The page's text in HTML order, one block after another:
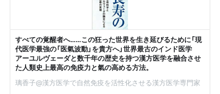
すべての覚醒者へ……この狂った世界を生き延びるために「現
代医学最強の「医氣波動」を貴方へ」世界最古のインド医学
アーユルヴェーダと数千年の歴史を持つ漢方医学を融合させ
た人類史上最高の免疫力と氣の高める方法。
璃香子@漢方医学で自然免疫を活性化させる漢方医学専門家